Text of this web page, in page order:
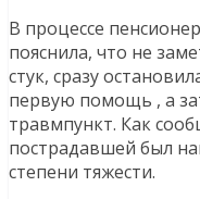
В процессе
пояснила, что не
стук, сразу
первую помощь , а
травмпункт. Как
пострадавшей был
степени тяжести.